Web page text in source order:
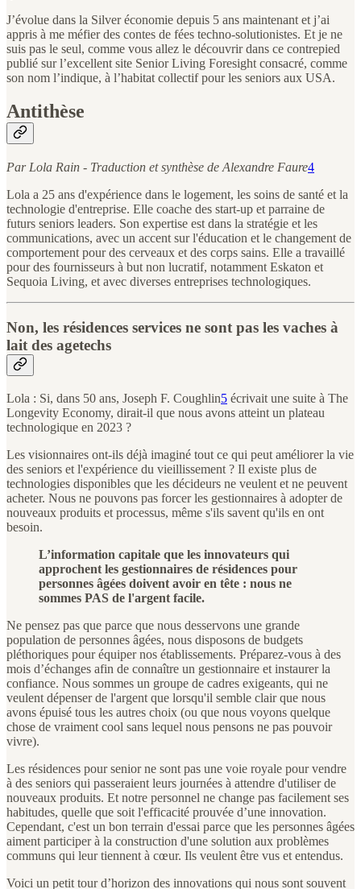
J’évolue dans la Silver économie depuis 5 ans maintenant et j’ai
appris à me méfier des contes de fées techno-solutionistes. Et je ne
suis pas le seul, comme vous allez le découvrir dans ce contrepied
publié sur l’excellent site Senior Living Foresight consacré, comme
son nom l’indique, à l’habitat collectif pour les seniors aux USA.
Antithèse
Par Lola Rain - Traduction et synthèse de Alexandre Faure4
Lola a 25 ans d'expérience dans le logement, les soins de santé et la
technologie d'entreprise. Elle coache des start-up et parraine de
futurs seniors leaders. Son expertise est dans la stratégie et les
communications, avec un accent sur l'éducation et le changement de
comportement pour des cerveaux et des corps sains. Elle a travaillé
pour des fournisseurs à but non lucratif, notamment Eskaton et
Sequoia Living, et avec diverses entreprises technologiques.
Non, les résidences services ne sont pas les vaches à
lait des agetechs
Lola : Si, dans 50 ans, Joseph F. Coughlin5 écrivait une suite à The
Longevity Economy, dirait-il que nous avons atteint un plateau
technologique en 2023 ?
Les visionnaires ont-ils déjà imaginé tout ce qui peut améliorer la vie
des seniors et l'expérience du vieillissement ? Il existe plus de
technologies disponibles que les décideurs ne veulent et ne peuvent
acheter. Nous ne pouvons pas forcer les gestionnaires à adopter de
nouveaux produits et processus, même s'ils savent qu'ils en ont
besoin.
L’information capitale que les innovateurs qui
approchent les gestionnaires de résidences pour
personnes âgées doivent avoir en tête : nous ne
sommes PAS de l'argent facile.
Ne pensez pas que parce que nous desservons une grande
population de personnes âgées, nous disposons de budgets
pléthoriques pour équiper nos établissements. Préparez-vous à des
mois d’échanges afin de connaître un gestionnaire et instaurer la
confiance. Nous sommes un groupe de cadres exigeants, qui ne
veulent dépenser de l'argent que lorsqu'il semble clair que nous
avons épuisé tous les autres choix (ou que nous voyons quelque
chose de vraiment cool sans lequel nous pensons ne pas pouvoir
vivre).
Les résidences pour senior ne sont pas une voie royale pour vendre
à des seniors qui passeraient leurs journées à attendre d'utiliser de
nouveaux produits. Et notre personnel ne change pas facilement ses
habitudes, quelle que soit l'efficacité prouvée d’une innovation.
Cependant, c'est un bon terrain d'essai parce que les personnes âgées
aiment participer à la construction d'une solution aux problèmes
communs qui leur tiennent à cœur. Ils veulent être vus et entendus.
Voici un petit tour d’horizon des innovations qui nous sont souvent